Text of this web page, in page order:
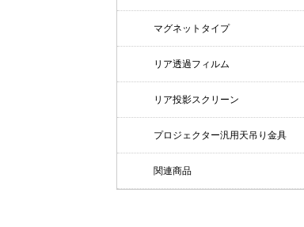
マグネットタイプ
リア透過フィルム
リア投影スクリーン
プロジェクター汎用天吊り金具
関連商品